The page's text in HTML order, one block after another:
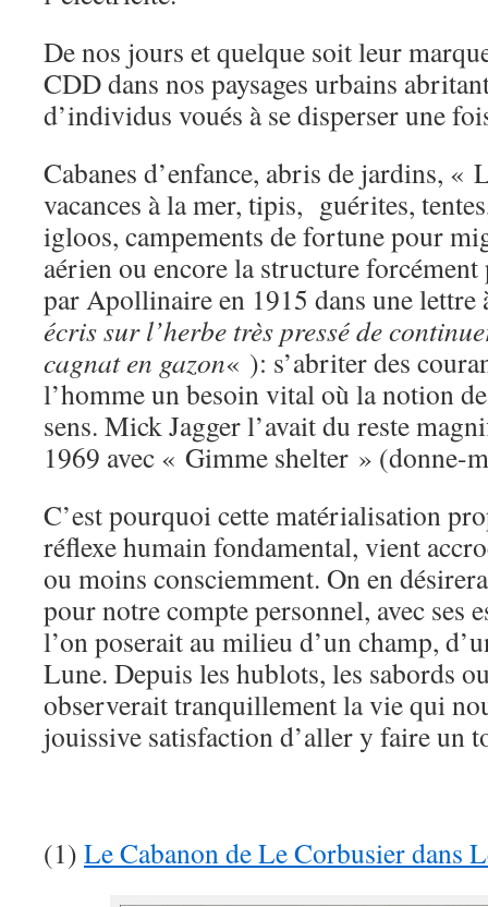
De nos jours et quelque soit leur
CDD dans nos paysages urbains
d’individus voués à se disperser une
Cabanes d’enfance, abris de jardins, «
vacances à la mer, tipis, guérites,
igloos, campements de fortune pour
aérien ou encore la structure
par Apollinaire en 1915 dans une
écris sur l’herbe très pressé de
cagnat en gazon« ): s’abriter des
l’homme un besoin vital où la notion
sens. Mick Jagger l’avait du reste
1969 avec « Gimme shelter » (donne-
C’est pourquoi cette matérialisation
réflexe humain fondamental, vient
ou moins consciemment. On en
pour notre compte personnel, avec ses
l’on poserait au milieu d’un champ,
Lune. Depuis les hublots, les sabords
observerait tranquillement la vie qui
jouissive satisfaction d’aller y faire un
(1) Le Cabanon de Le Corbusier dans